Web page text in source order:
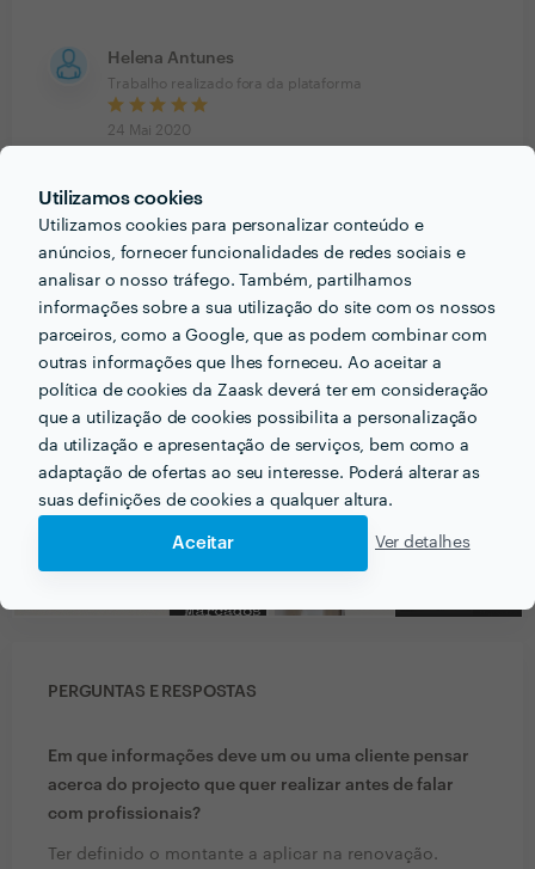
Utilizamos cookies
Utilizamos cookies para personalizar conteúdo e
anúncios, fornecer funcionalidades de redes sociais e
analisar o nosso tráfego. Também, partilhamos
informações sobre a sua utilização do site com os nossos
parceiros, como a Google, que as podem combinar com
outras informações que lhes forneceu. Ao aceitar a
política de cookies da Zaask deverá ter em consideração
que a utilização de cookies possibilita a personalização
da utilização e apresentação de serviços, bem como a
adaptação de ofertas ao seu interesse. Poderá alterar as
suas definições de cookies a qualquer altura.
Aceitar Ver detalhes
Helena Antunes
Trabalho realizado fora da plataforma
24 Mai 2020
design, muito satisfeita!
PORTEFÓLIO
PERGUNTAS E RESPOSTAS
Em que informações deve um ou uma cliente pensar
acerca do projecto que quer realizar antes de falar
com profissionais?
Ter definido o montante a aplicar na renovação.